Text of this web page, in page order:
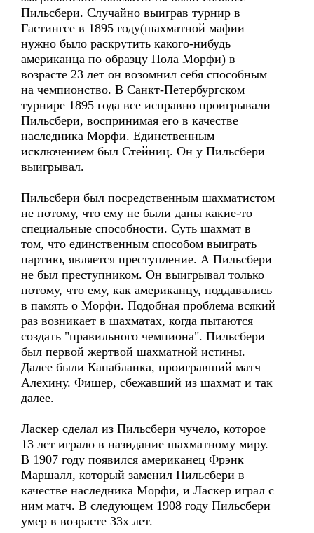
Пильсбери. Случайно выиграв турнир в
Гастингсе в 1895 году(шахматной мафии
нужно было раскрутить какого-нибудь
американца по образцу Пола Морфи) в
возрасте 23 лет он возомнил себя способным
на чемпионство. В Санкт-Петербургском
турнире 1895 года все исправно проигрывали
Пильсбери, воспринимая его в качестве
наследника Морфи. Единственным
исключением был Стейниц. Он у Пильсбери
выигрывал.
Пильсбери был посредственным шахматистом
не потому, что ему не были даны какие-то
специальные способности. Суть шахмат в
том, что единственным способом выиграть
партию, является преступление. А Пильсбери
не был преступником. Он выигрывал только
потому, что ему, как американцу, поддавались
в память о Морфи. Подобная проблема всякий
раз возникает в шахматах, когда пытаются
создать "правильного чемпиона". Пильсбери
был первой жертвой шахматной истины.
Далее были Капабланка, проигравший матч
Алехину. Фишер, сбежавший из шахмат и так
далее.
Ласкер сделал из Пильсбери чучело, которое
13 лет играло в назидание шахматному миру.
В 1907 году появился американец Фрэнк
Маршалл, который заменил Пильсбери в
качестве наследника Морфи, и Ласкер играл с
ним матч. В следующем 1908 году Пильсбери
умер в возрасте 33х лет.